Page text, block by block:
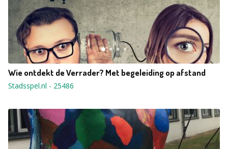
Wie ontdekt de Verrader? Met begeleiding op afstand
Stadsspel.nl - 25486